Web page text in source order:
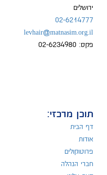
ירושלים
02-6214777
levhair@matnasim.org.il
פקס: 02-6234980
תוכן מרכזי:
דף הבית
אודות
פרוטוקולים
חברי הנהלה